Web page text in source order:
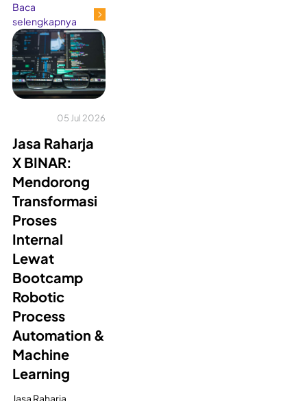
Baca
selengkapnya
05 Jul 2026
Jasa Raharja
X BINAR:
Mendorong
Transformasi
Proses
Internal
Lewat
Bootcamp
Robotic
Process
Automation &
Machine
Learning
Jasa Raharja